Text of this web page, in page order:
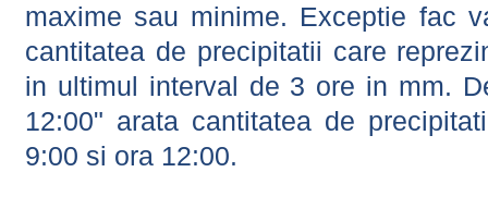
maxime sau minime. Exceptie fac
cantitatea de precipitatii care
in ultimul interval de 3 ore in mm.
12:00" arata cantitatea de
9:00 si ora 12:00.